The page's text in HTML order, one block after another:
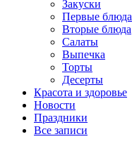
Закуски
Первые блюда
Вторые блюда
Салаты
Выпечка
Торты
Десерты
Красота и здоровье
Новости
Праздники
Все записи